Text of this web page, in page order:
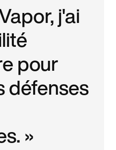
j'ai
pour
défenses
»